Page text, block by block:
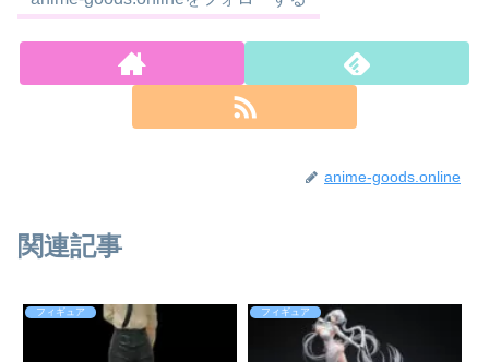
anime-goods.online
関連記事
フィギュア フィギュア